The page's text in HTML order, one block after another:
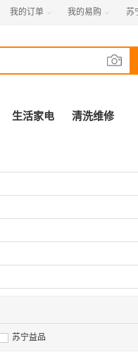
我的订单  我的易购  苏
生活家电 清洗维修
苏宁益品